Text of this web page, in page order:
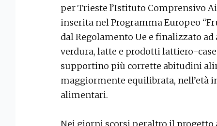
per Trieste l’Istituto Comprensivo
inserita nel Programma Europeo
dal Regolamento Ue e finalizzato
verdura, latte e prodotti lattiero-
supportino più corrette abitudini
maggiormente equilibrata, nell’età
alimentari.